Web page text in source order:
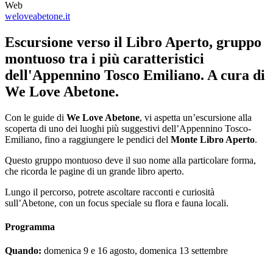
Web
weloveabetone.it
Escursione verso il Libro Aperto, gruppo
montuoso tra i più caratteristici
dell'Appennino Tosco Emiliano. A cura di
We Love Abetone.
Con le guide di We Love Abetone, vi aspetta un’escursione alla
scoperta di uno dei luoghi più suggestivi dell’Appennino Tosco-
Emiliano, fino a raggiungere le pendici del Monte Libro Aperto.
Questo gruppo montuoso deve il suo nome alla particolare forma,
che ricorda le pagine di un grande libro aperto.
Lungo il percorso, potrete ascoltare racconti e curiosità
sull’Abetone, con un focus speciale su flora e fauna locali.
Programma
Quando: domenica 9 e 16 agosto, domenica 13 settembre